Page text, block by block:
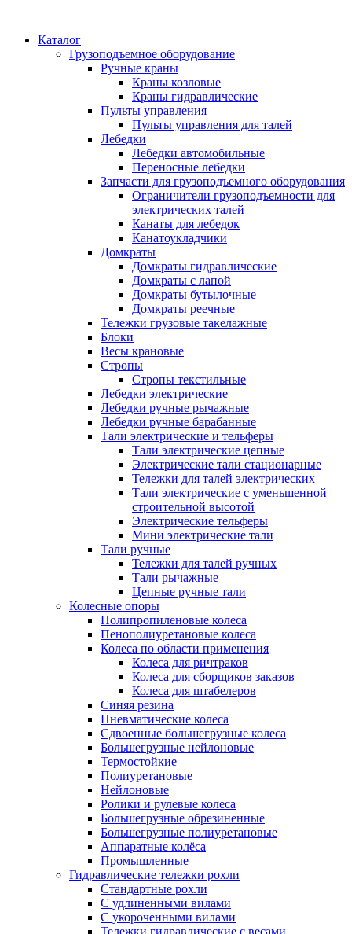
Каталог
Грузоподъемное оборудование
Ручные краны
Краны козловые
Краны гидравлические
Пульты управления
Пульты управления для талей
Лебедки
Лебедки автомобильные
Переносные лебедки
Запчасти для грузоподъемного оборудования
Ограничители грузоподъемности для
электрических талей
Канаты для лебедок
Канатоукладчики
Домкраты
Домкраты гидравлические
Домкраты с лапой
Домкраты бутылочные
Домкраты реечные
Тележки грузовые такелажные
Блоки
Весы крановые
Стропы
Стропы текстильные
Лебедки электрические
Лебедки ручные рычажные
Лебедки ручные барабанные
Тали электрические и тельферы
Тали электрические цепные
Электрические тали стационарные
Тележки для талей электрических
Тали электрические с уменьшенной
строительной высотой
Электрические тельферы
Мини электрические тали
Тали ручные
Тележки для талей ручных
Тали рычажные
Цепные ручные тали
Колесные опоры
Полипропиленовые колеса
Пенополиуретановые колеса
Колеса по области применения
Колеса для ричтраков
Колеса для сборщиков заказов
Колеса для штабелеров
Синяя резина
Пневматические колеса
Сдвоенные большегрузные колеса
Большегрузные нейлоновые
Термостойкие
Полиуретановые
Нейлоновые
Ролики и рулевые колеса
Большегрузные обрезиненные
Большегрузные полиуретановые
Аппаратные колёса
Промышленные
Гидравлические тележки рохли
Стандартные рохли
С удлиненными вилами
С укороченными вилами
Тележки гидравлические с весами